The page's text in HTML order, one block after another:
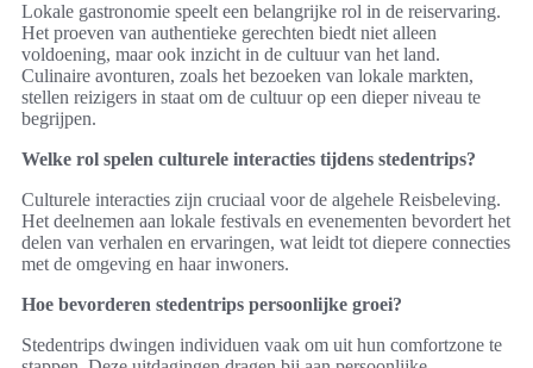
Lokale gastronomie speelt een belangrijke rol in de reiservaring.
Het proeven van authentieke gerechten biedt niet alleen
voldoening, maar ook inzicht in de cultuur van het land.
Culinaire avonturen, zoals het bezoeken van lokale markten,
stellen reizigers in staat om de cultuur op een dieper niveau te
begrijpen.
Welke rol spelen culturele interacties tijdens stedentrips?
Culturele interacties zijn cruciaal voor de algehele Reisbeleving.
Het deelnemen aan lokale festivals en evenementen bevordert het
delen van verhalen en ervaringen, wat leidt tot diepere connecties
met de omgeving en haar inwoners.
Hoe bevorderen stedentrips persoonlijke groei?
Stedentrips dwingen individuen vaak om uit hun comfortzone te